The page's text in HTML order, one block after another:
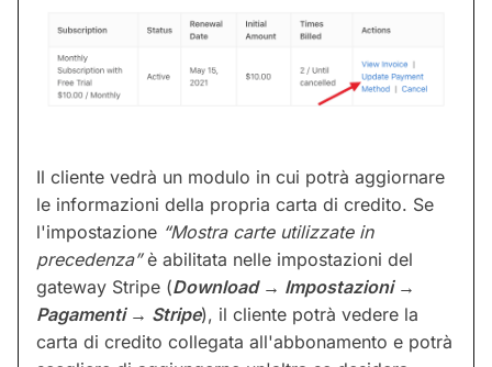
Il cliente vedrà un modulo in cui potrà aggiornare
le informazioni della propria carta di credito. Se
l'impostazione “Mostra carte utilizzate in
precedenza”è abilitata nelle impostazioni del
gateway Stripe (Download → Impostazioni →
Pagamenti → Stripe), il cliente potrà vedere la
carta di credito collegata all'abbonamento e potrà